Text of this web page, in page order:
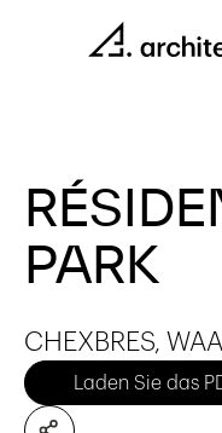
PARK
CHEXBRES,
Laden Sie das